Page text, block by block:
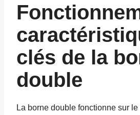
clés de la
double
La borne double fonctionne sur